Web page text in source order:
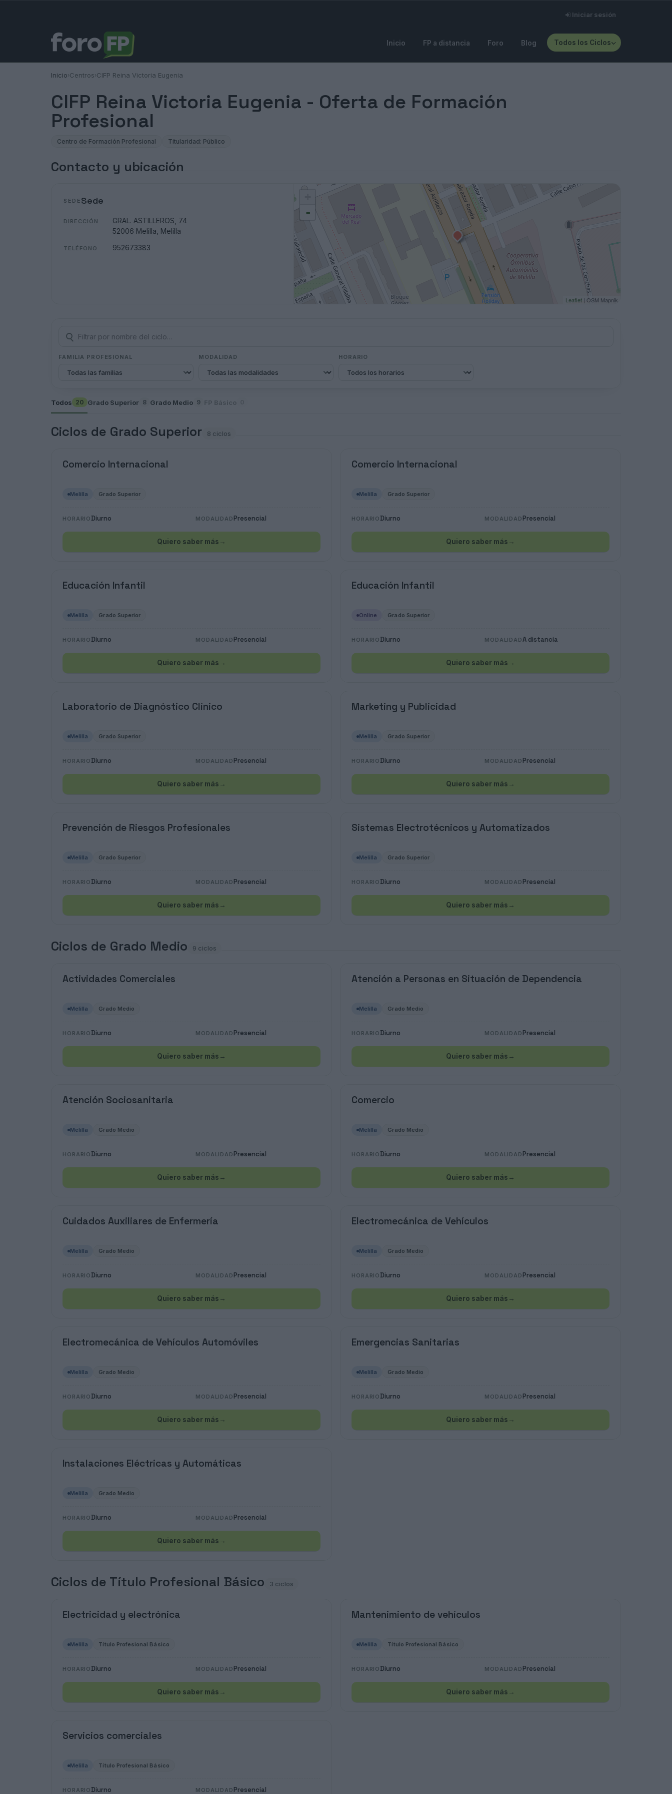
Iniciar sesión
Inicio FP a distancia Foro Blog Todos los Ciclos
Inicio›Centros›CIFP Reina Victoria Eugenia
CIFP Reina Victoria Eugenia - Oferta de Formación
Profesional
Centro de Formación Profesional Titularidad: Público
Contacto y ubicación
SEDE Sede
DIRECCIÓN
GRAL. ASTILLEROS, 74
52006 Melilla, Melilla
TELÉFONO 952673383
-
Leaflet| OSM Mapnik
FAMILIA PROFESIONAL MODALIDAD HORARIO
Todos 20 Grado Superior 8 Grado Medio 9 FP Básico
Ciclos de Grado Superior 8 ciclos
Comercio Internacional
Melilla Grado Superior
HORARIO Diurno MODALIDAD Presencial
Quiero saber más →
Comercio Internacional
Melilla Grado Superior
HORARIO Diurno MODALIDAD Presencial
Quiero saber más →
Educación Infantil
Melilla Grado Superior
HORARIO Diurno MODALIDAD Presencial
Quiero saber más →
Educación Infantil
Online Grado Superior
HORARIO Diurno MODALIDADA distancia
Quiero saber más →
Laboratorio de Diagnóstico Clínico
Melilla Grado Superior
HORARIO Diurno MODALIDAD Presencial
Quiero saber más →
Marketing y Publicidad
Melilla Grado Superior
HORARIO Diurno MODALIDAD Presencial
Quiero saber más →
Prevención de Riesgos Profesionales
Melilla Grado Superior
HORARIO Diurno MODALIDAD Presencial
Quiero saber más →
Sistemas Electrotécnicos y Automatizados
Melilla Grado Superior
HORARIO Diurno MODALIDAD Presencial
Quiero saber más →
Ciclos de Grado Medio 9 ciclos
Actividades Comerciales
Melilla Grado Medio
HORARIO Diurno MODALIDAD Presencial
Quiero saber más →
Atención a Personas en Situación de Dependencia
Melilla Grado Medio
HORARIO Diurno MODALIDAD Presencial
Quiero saber más →
Atención Sociosanitaria
Melilla Grado Medio
HORARIO Diurno MODALIDAD Presencial
Quiero saber más →
Comercio
Melilla Grado Medio
HORARIO Diurno MODALIDAD Presencial
Quiero saber más →
Cuidados Auxiliares de Enfermería
Melilla Grado Medio
HORARIO Diurno MODALIDAD Presencial
Quiero saber más →
Electromecánica de Vehículos
Melilla Grado Medio
HORARIO Diurno MODALIDAD Presencial
Quiero saber más →
Electromecánica de Vehículos Automóviles
Melilla Grado Medio
HORARIO Diurno MODALIDAD Presencial
Quiero saber más →
Emergencias Sanitarias
Melilla Grado Medio
HORARIO Diurno MODALIDAD Presencial
Quiero saber más →
Instalaciones Eléctricas y Automáticas
Melilla Grado Medio
HORARIO Diurno MODALIDAD Presencial
Quiero saber más →
Ciclos de Título Profesional Básico 3 ciclos
Electricidad y electrónica
Melilla Título Profesional Básico
HORARIO Diurno MODALIDAD Presencial
Quiero saber más →
Mantenimiento de vehículos
Melilla Título Profesional Básico
HORARIO Diurno MODALIDAD Presencial
Quiero saber más →
Servicios comerciales
Melilla Título Profesional Básico
HORARIO Diurno MODALIDAD Presencial